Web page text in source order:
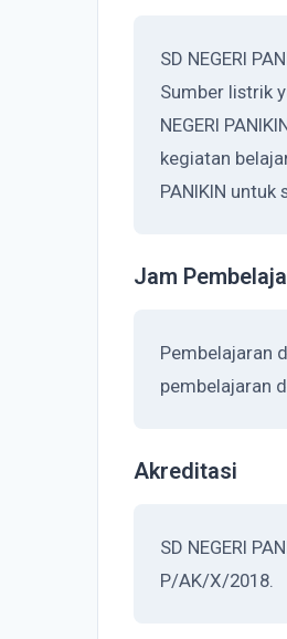
SD NEGERI
Sumber listrik
NEGERI
kegiatan
PANIKIN
Jam
Pembelajaran
pembelajaran
Akreditasi
SD NEGERI
P/AK/X/2018.